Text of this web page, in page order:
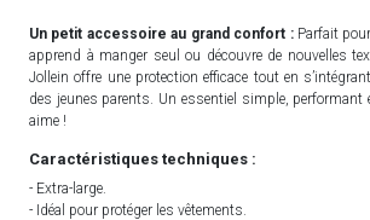
Un petit accessoire au grand confort :Parfait
apprend à manger seul ou découvre de nouvelles
Jollein offre une protection efficace tout en
des jeunes parents. Un essentiel simple, performant
aime !
Caractéristiques techniques :
- Extra-large.
- Idéal pour protéger les vêtements.